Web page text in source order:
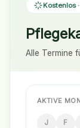
Kostenlos
Alle Termine
AKTIVE
J F